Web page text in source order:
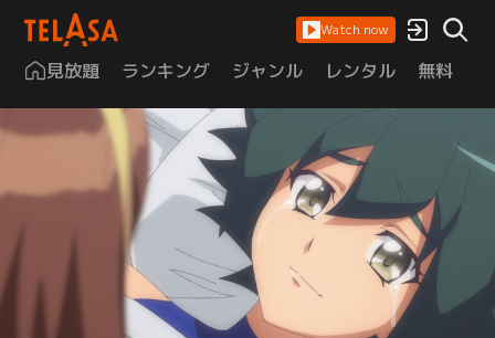
Watch now
見放題 ランキング ジャンル レンタル 無料